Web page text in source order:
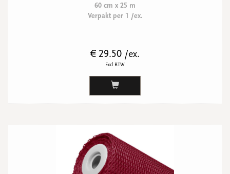
60 cm x 25 m
Verpakt per 1 /ex.
€ 29.50 /ex.
Excl BTW